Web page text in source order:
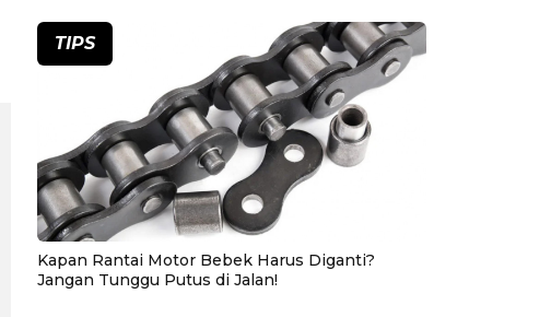
TIPS
Kapan Rantai Motor Bebek Harus Diganti?
Jangan Tunggu Putus di Jalan!